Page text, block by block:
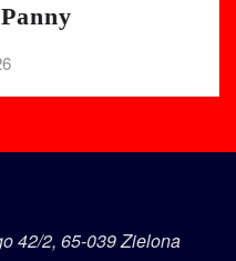
42/2, 65-039 Zielona